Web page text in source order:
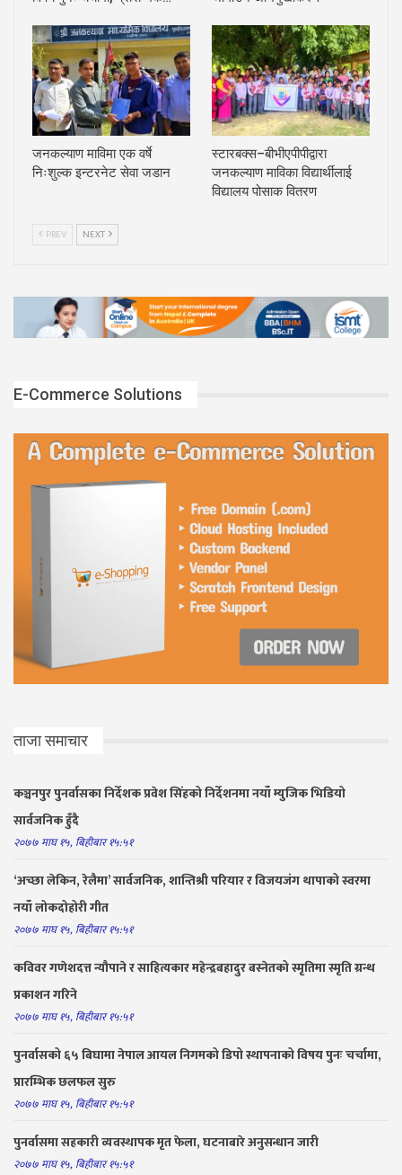
जनकल्याण माविमा एक वर्षे
निःशुल्क इन्टरनेट सेवा जडान
स्टारबक्स–बीभीएपीपीद्वारा
जनकल्याण माविका विद्यार्थीलाई
विद्यालय पोसाक वितरण
PREV NEXT
E-Commerce Solutions
ताजा समाचार
कञ्चनपुर पुनर्वासका निर्देशक प्रवेश सिंहको निर्देशनमा नयाँ म्युजिक भिडियो
सार्वजनिक हुँदै
२०७७ माघ १५, बिहीबार १५:५१
‘अच्छा लेकिन, रेलैमा’ सार्वजनिक, शान्तिश्री परियार र विजयजंग थापाको स्वरमा
नयाँ लोकदोहोरी गीत
२०७७ माघ १५, बिहीबार १५:५१
कविवर गणेशदत्त न्यौपाने र साहित्यकार महेन्द्रबहादुर बस्नेतको स्मृतिमा स्मृति ग्रन्थ
प्रकाशन गरिने
२०७७ माघ १५, बिहीबार १५:५१
पुनर्वासको ६५ बिघामा नेपाल आयल निगमको डिपो स्थापनाको विषय पुनः चर्चामा,
प्रारम्भिक छलफल सुरु
२०७७ माघ १५, बिहीबार १५:५१
पुनर्वासमा सहकारी व्यवस्थापक मृत फेला, घटनाबारे अनुसन्धान जारी
२०७७ माघ १५, बिहीबार १५:५१